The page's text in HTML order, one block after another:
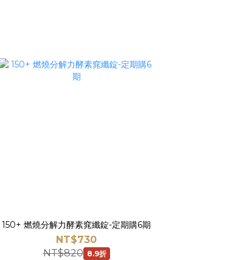
150+ 燃燒分解力酵素窕纖錠-定期購6期
NT$730
NT$820 8.9折